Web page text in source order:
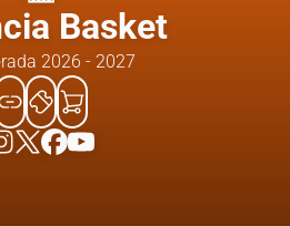
Basket
2026 - 2027